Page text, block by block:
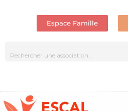
Espace Famille